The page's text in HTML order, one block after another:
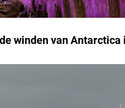
winden van Antarctica